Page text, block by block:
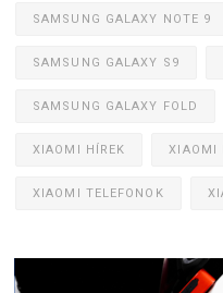
SAMSUNG GALAXY NOTE 9
SAMSUNG GALAXY S9
SAMSUNG GALAXY FOLD
XIAOMI HÍREK XIAOMI
XIAOMI TELEFONOK